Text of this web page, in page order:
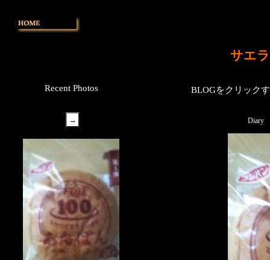
サエ
Recent Photos BLOGをクリック
Diary